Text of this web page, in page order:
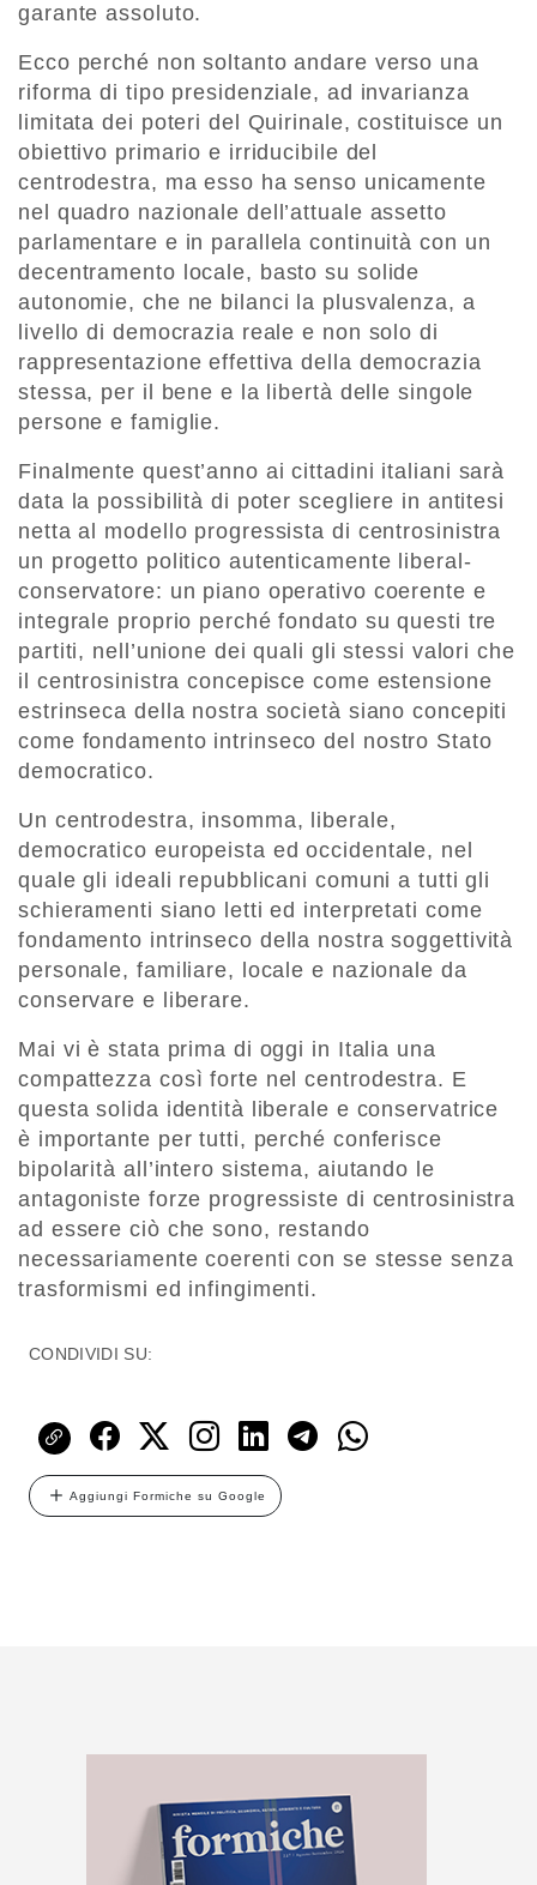
garante assoluto.
Ecco perché non soltanto andare verso una
riforma di tipo presidenziale, ad invarianza
limitata dei poteri del Quirinale, costituisce un
obiettivo primario e irriducibile del
centrodestra, ma esso ha senso unicamente
nel quadro nazionale dell’attuale assetto
parlamentare e in parallela continuità con un
decentramento locale, basto su solide
autonomie, che ne bilanci la plusvalenza, a
livello di democrazia reale e non solo di
rappresentazione effettiva della democrazia
stessa, per il bene e la libertà delle singole
persone e famiglie.
Finalmente quest’anno ai cittadini italiani sarà
data la possibilità di poter scegliere in antitesi
netta al modello progressista di centrosinistra
un progetto politico autenticamente liberal-
conservatore: un piano operativo coerente e
integrale proprio perché fondato su questi tre
partiti, nell’unione dei quali gli stessi valori che
il centrosinistra concepisce come estensione
estrinseca della nostra società siano concepiti
come fondamento intrinseco del nostro Stato
democratico.
Un centrodestra, insomma, liberale,
democratico europeista ed occidentale, nel
quale gli ideali repubblicani comuni a tutti gli
schieramenti siano letti ed interpretati come
fondamento intrinseco della nostra soggettività
personale, familiare, locale e nazionale da
conservare e liberare.
Mai vi è stata prima di oggi in Italia una
compattezza così forte nel centrodestra. E
questa solida identità liberale e conservatrice
è importante per tutti, perché conferisce
bipolarità all’intero sistema, aiutando le
antagoniste forze progressiste di centrosinistra
ad essere ciò che sono, restando
necessariamente coerenti con se stesse senza
trasformismi ed infingimenti.
CONDIVIDI SU:
Aggiungi Formiche su Google